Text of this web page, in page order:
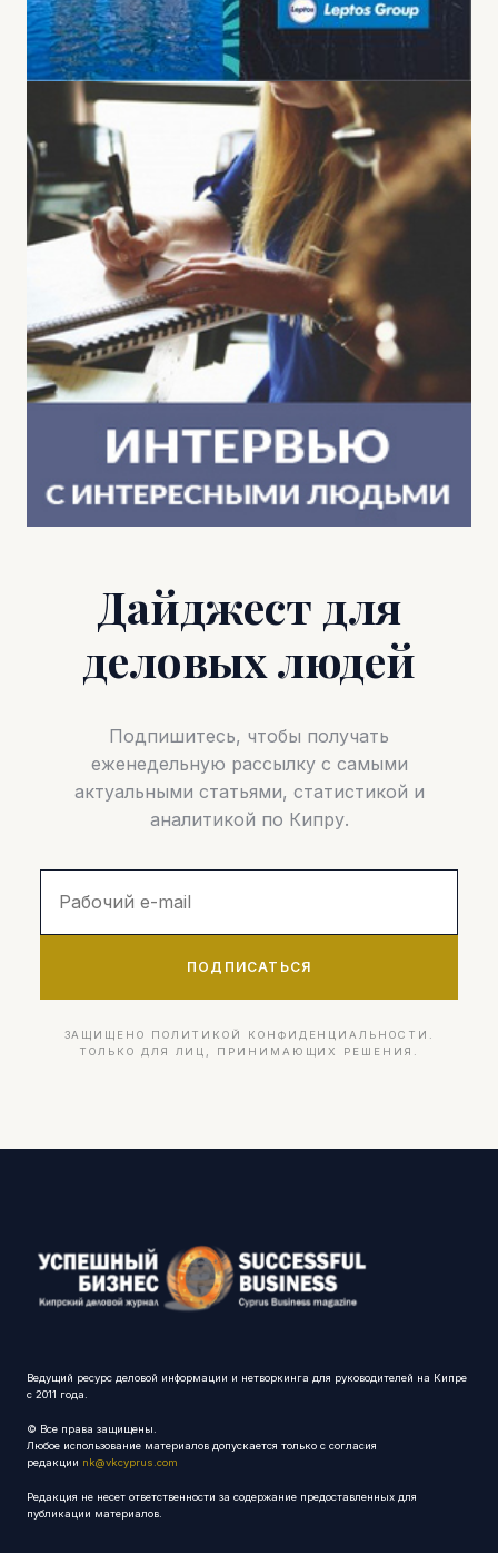
Дайджест для
деловых людей
Подпишитесь, чтобы получать
еженедельную рассылку с самыми
актуальными статьями, статистикой и
аналитикой по Кипру.
ПОДПИСАТЬСЯ
ЗАЩИЩЕНО ПОЛИТИКОЙ КОНФИДЕНЦИАЛЬНОСТИ.
ТОЛЬКО ДЛЯ ЛИЦ, ПРИНИМАЮЩИХ РЕШЕНИЯ.
Ведущий ресурс деловой информации и нетворкинга для руководителей на Кипре
с 2011 года.
© Все права защищены.
Любое использование материалов допускается только с согласия
редакции nk@vkcyprus.com
Редакция не несет ответственности за содержание предоставленных для
публикации материалов.